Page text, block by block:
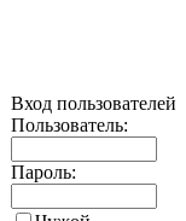
Вход пользователей
Пользователь:
Пароль: